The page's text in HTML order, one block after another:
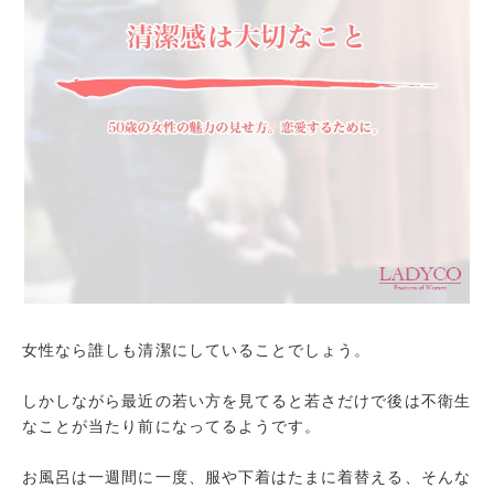
女性なら誰しも清潔にしていることでしょう。
しかしながら最近の若い方を見てると若さだけで後は不衛生
なことが当たり前になってるようです。
お風呂は一週間に一度、服や下着はたまに着替える、そんな